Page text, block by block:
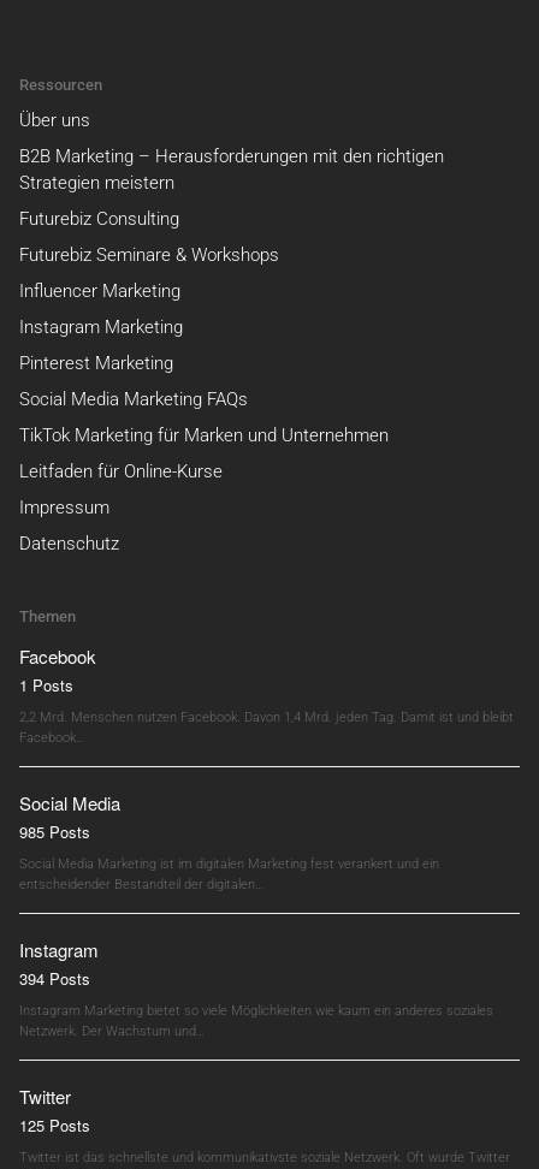
Ressourcen
Über uns
B2B Marketing – Herausforderungen mit den richtigen
Strategien meistern
Futurebiz Consulting
Futurebiz Seminare & Workshops
Influencer Marketing
Instagram Marketing
Pinterest Marketing
Social Media Marketing FAQs
TikTok Marketing für Marken und Unternehmen
Leitfaden für Online-Kurse
Impressum
Datenschutz
Themen
Facebook
1 Posts
2,2 Mrd. Menschen nutzen Facebook. Davon 1,4 Mrd. jeden Tag. Damit ist und bleibt
Facebook…
Social Media
985 Posts
Social Media Marketing ist im digitalen Marketing fest verankert und ein
entscheidender Bestandteil der digitalen…
Instagram
394 Posts
Instagram Marketing bietet so viele Möglichkeiten wie kaum ein anderes soziales
Netzwerk. Der Wachstum und…
Twitter
125 Posts
Twitter ist das schnellste und kommunikativste soziale Netzwerk. Oft wurde Twitter